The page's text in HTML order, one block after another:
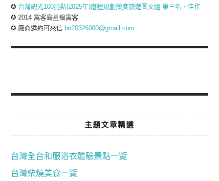
✪ 台灣觀光100亮點(2025年)遊程規劃競賽旅遊圖文組 第三名、佳作
✪ 2014 窩客島星級窩客
✪ 廠商邀約可來信bo20326000@gmail.com
主題文章精選
台灣全台和服浴衣體驗景點一覽
台灣柴燒美食一覽